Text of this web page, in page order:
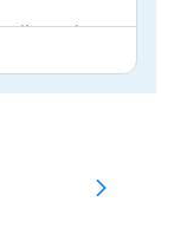
pelo
em
sentir a